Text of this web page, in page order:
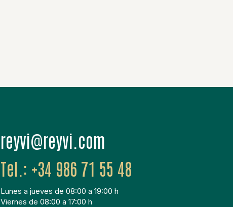
moc.ivyer@ivyer
+34 986 71 55 48
Lunes a jueves de 08:00 a 19:00 h
Viernes de 08:00 a 17:00 h